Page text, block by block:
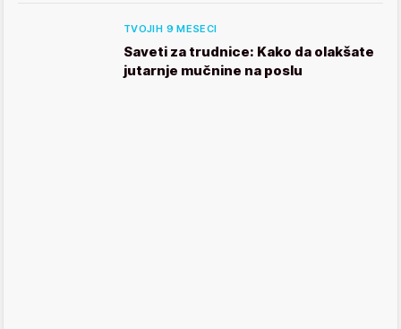
TVOJIH 9 MESECI
Saveti za trudnice: Kako da olakšate
jutarnje mučnine na poslu